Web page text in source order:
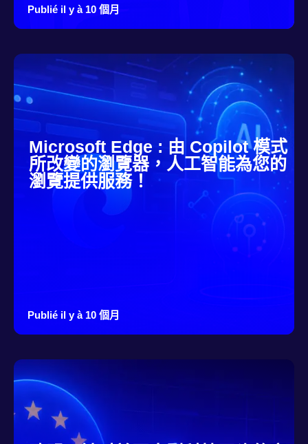
Publié il y à 10 個月
Microsoft Edge : 由 Copilot 模式
所改變的瀏覽器，人工智能為您的
瀏覽提供服務！
Publié il y à 10 個月